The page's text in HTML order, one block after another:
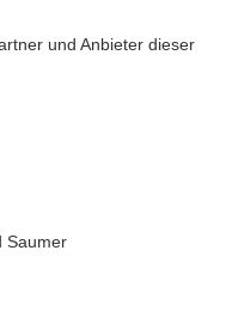
und Anbieter dieser
Saumer